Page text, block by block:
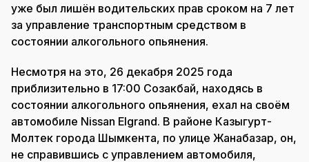
уже был лишён водительских прав сроком на 7 лет
за управление транспортным средством в
состоянии алкогольного опьянения.
Несмотря на это, 26 декабря 2025 года
приблизительно в 17:00 Созакбай, находясь в
состоянии алкогольного опьянения, ехал на своём
автомобиле Nissan Elgrand. В районе Казыгурт-
Молтек города Шымкента, по улице Жанабазар, он,
не справившись с управлением автомобиля,